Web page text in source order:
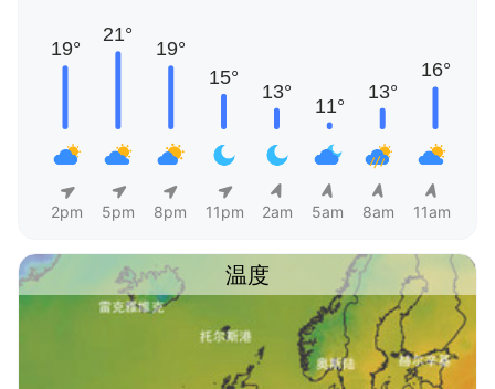
2pm 5pm 8pm 11pm 2am 5am 8am 11am
温度